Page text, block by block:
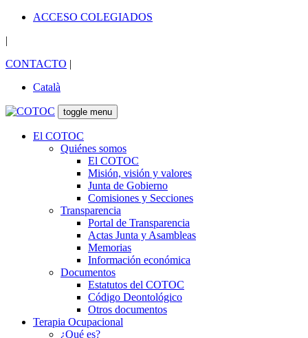
ACCESO COLEGIADOS
|
CONTACTO |
Català
toggle menu
El COTOC
Quiénes somos
El COTOC
Misión, visión y valores
Junta de Gobierno
Comisiones y Secciones
Transparencia
Portal de Transparencia
Actas Junta y Asambleas
Memorias
Información económica
Documentos
Estatutos del COTOC
Código Deontológico
Otros documentos
Terapia Ocupacional
¿Qué es?